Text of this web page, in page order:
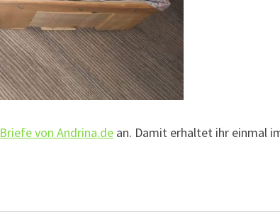
Briefe von Andrina.de an. Damit erhaltet ihr einmal